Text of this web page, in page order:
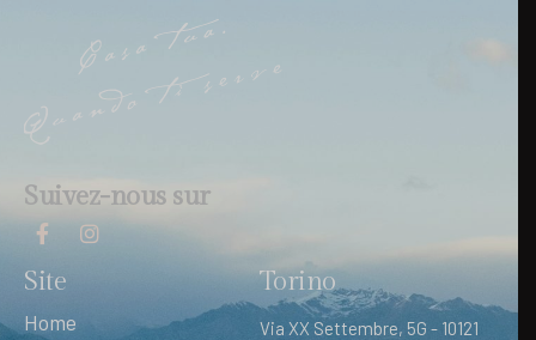
Suivez-nous sur
Site
Home
Torino
Via XX Settembre, 5G - 10121